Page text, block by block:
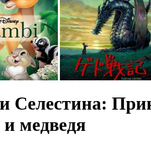
Селестина:
медведя